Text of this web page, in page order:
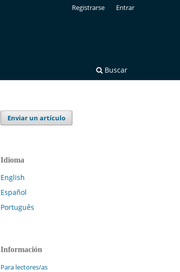
Buscar
Registrarse Entrar
Enviar un artículo
Idioma
English
Español
Português
Información
Para lectores/as